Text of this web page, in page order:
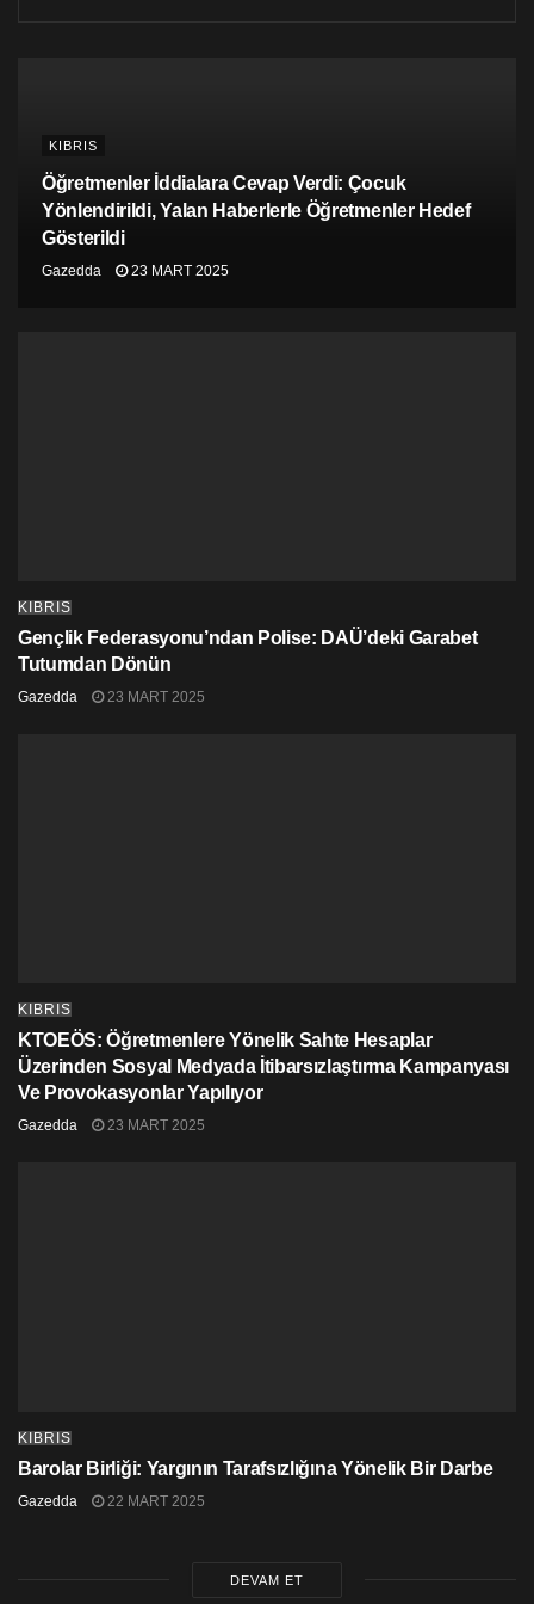
KIBRIS
Öğretmenler İddialara Cevap Verdi: Çocuk
Yönlendirildi, Yalan Haberlerle Öğretmenler Hedef
Gösterildi
Gazedda 23 MART 2025
KIBRIS
Gençlik Federasyonu’ndan Polise: DAÜ’deki Garabet
Tutumdan Dönün
Gazedda 23 MART 2025
KIBRIS
KTOEÖS: Öğretmenlere Yönelik Sahte Hesaplar
Üzerinden Sosyal Medyada İtibarsızlaştırma Kampanyası
Ve Provokasyonlar Yapılıyor
Gazedda 23 MART 2025
KIBRIS
Barolar Birliği: Yargının Tarafsızlığına Yönelik Bir Darbe
Gazedda 22 MART 2025
DEVAM ET